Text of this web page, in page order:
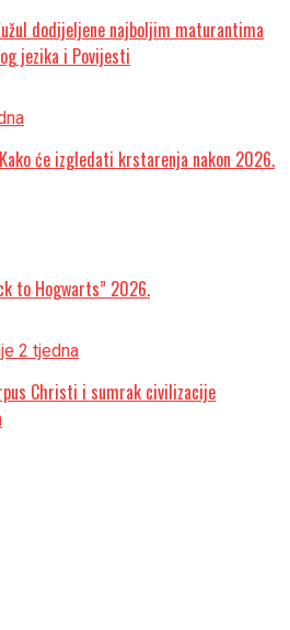
dodijeljene najboljim maturantima
jezika i Povijesti
će izgledati krstarenja nakon 2026.
to Hogwarts” 2026.
2 tjedna
Christi i sumrak civilizacije